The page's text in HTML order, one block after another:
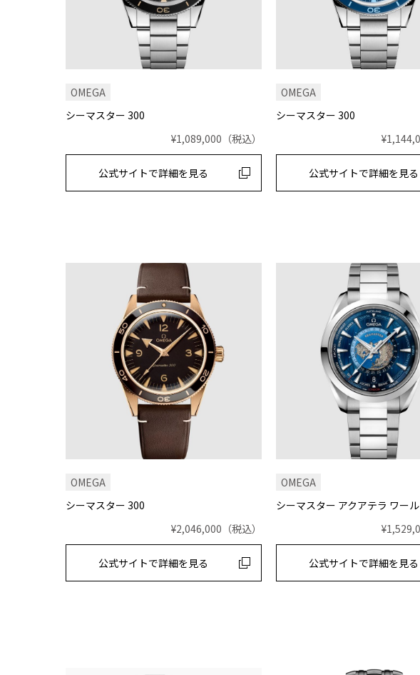
OMEGA
シーマスター 300
¥1,089,000 （税込）
公式サイトで詳細を見る
OMEGA
シーマスター 300
公式サイトで詳細を見る
OMEGA
シーマスター 300
¥2,046,000 （税込）
公式サイトで詳細を見る
OMEGA
シーマスター アクアテラ ワー
公式サイトで詳細を見る